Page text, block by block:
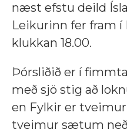
næst efstu deild
Leikurinn fer fram
klukkan 18.00.
Þórsliðið er í
með sjö stig að
en Fylkir er
tveimur sætum